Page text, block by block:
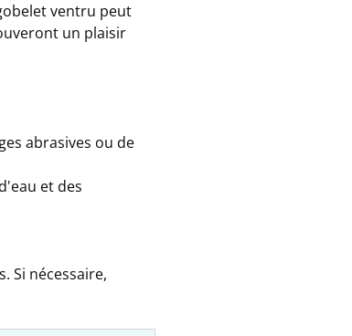
ventru peut
un plaisir
abrasives ou de
et des
Si nécessaire,